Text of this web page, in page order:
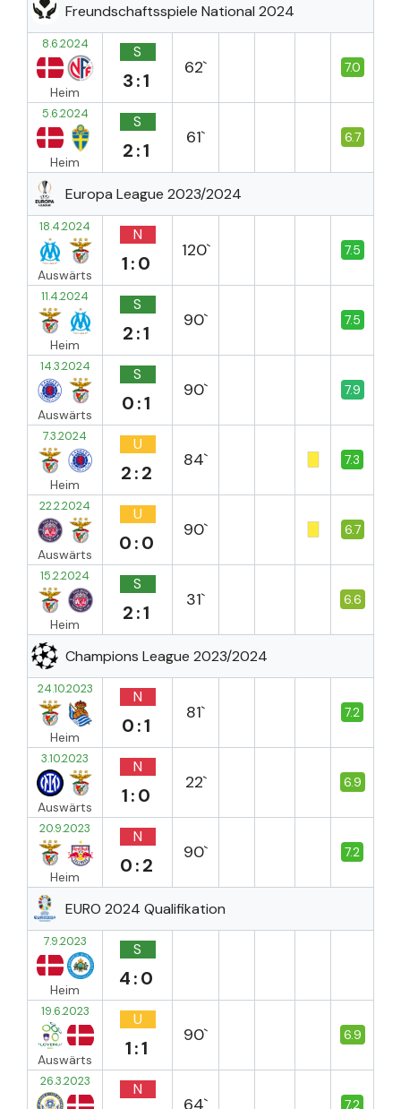
Freundschaftsspiele National 2024
8.6.2024
Heim
S
3:1
62` 7.0
5.6.2024
Heim
S
2:1
61` 6.7
Europa League 2023/2024
18.4.2024
Auswärts
N
1:0
120` 7.5
11.4.2024
Heim
S
2:1
90` 7.5
14.3.2024
Auswärts
S
0:1
90` 7.9
7.3.2024
Heim
U
2:2
84` 7.3
22.2.2024
Auswärts
U
0:0
90` 6.7
15.2.2024
Heim
S
2:1
31` 6.6
Champions League 2023/2024
24.10.2023
Heim
N
0:1
81` 7.2
3.10.2023
Auswärts
N
1:0
22` 6.9
20.9.2023
Heim
N
0:2
90` 7.2
EURO 2024 Qualifikation
7.9.2023
Heim
S
4:0
19.6.2023
Auswärts
U
1:1
90` 6.9
26.3.2023 N
7.2